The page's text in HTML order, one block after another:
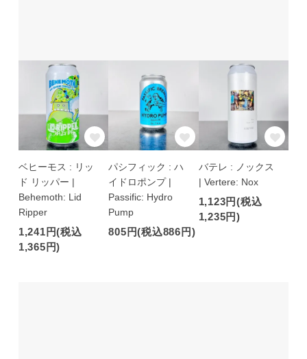
ベヒーモス : リッ
ド リッパー |
Behemoth: Lid
Ripper
1,241円(税込
1,365円)
パシフィック : ハ
イドロポンプ |
Passific: Hydro
Pump
805円(税込886円)
バテレ : ノックス
| Vertere: Nox
1,123円(税込
1,235円)